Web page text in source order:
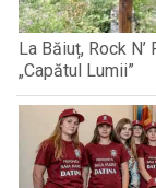
La Băiuț, Rock
„Capătul Lumii”